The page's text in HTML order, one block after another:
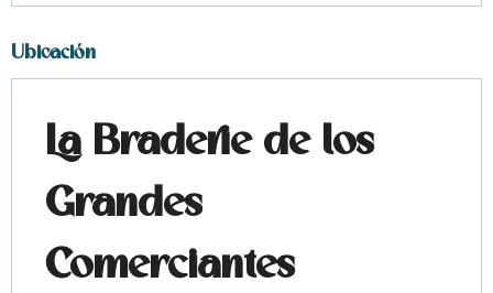
Ubicación
La Braderie de los
Grandes
Comerciantes